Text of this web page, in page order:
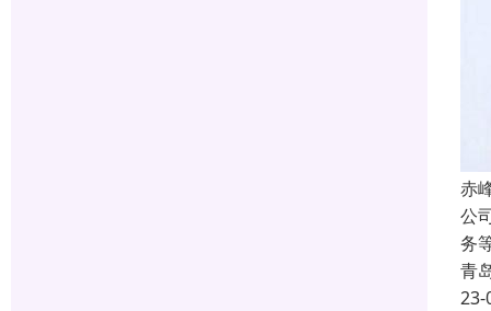
赤
公
务
青
23-